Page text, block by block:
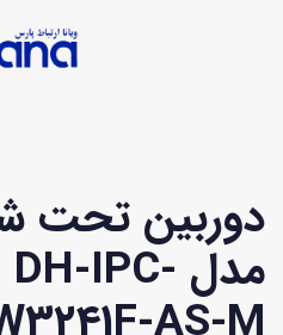
دوربین تحت
مدل DH-IPC-